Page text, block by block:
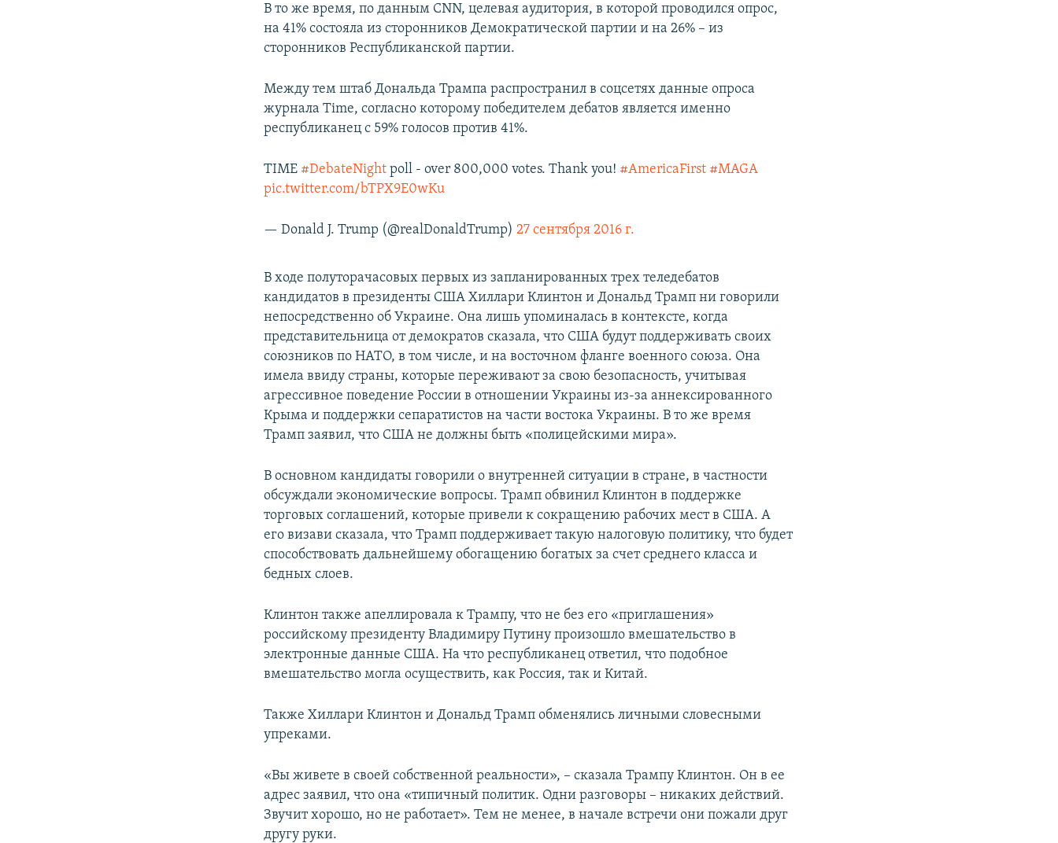
В то же время, по данным CNN, целевая аудитория, в которой проводился опрос,
на 41% состояла из сторонников Демократической партии и на 26% – из
сторонников Республиканской партии.
Между тем штаб Дональда Трампа распространил в соцсетях данные опроса
журнала Time, согласно которому победителем дебатов является именно
республиканец с 59% голосов против 41%.
TIME #DebateNight poll - over 800,000 votes. Thank you! #AmericaFirst #MAGA
pic.twitter.com/bTPX9E0wKu
— Donald J. Trump (@realDonaldTrump)27 сентября 2016 г.
В ходе полуторачасовых первых из запланированных трех теледебатов
кандидатов в президенты США Хиллари Клинтон и Дональд Трамп ни говорили
непосредственно об Украине. Она лишь упоминалась в контексте, когда
представительница от демократов сказала, что США будут поддерживать своих
союзников по НАТО, в том числе, и на восточном фланге военного союза. Она
имела ввиду страны, которые переживают за свою безопасность, учитывая
агрессивное поведение России в отношении Украины из-за аннексированного
Крыма и поддержки сепаратистов на части востока Украины. В то же время
Трамп заявил, что США не должны быть «полицейскими мира».
В основном кандидаты говорили о внутренней ситуации в стране, в частности
обсуждали экономические вопросы. Трамп обвинил Клинтон в поддержке
торговых соглашений, которые привели к сокращению рабочих мест в США. А
его визави сказала, что Трамп поддерживает такую налоговую политику, что будет
способствовать дальнейшему обогащению богатых за счет среднего класса и
бедных слоев.
Клинтон также апеллировала к Трампу, что не без его «приглашения»
российскому президенту Владимиру Путину произошло вмешательство в
электронные данные США. На что республиканец ответил, что подобное
вмешательство могла осуществить, как Россия, так и Китай.
Также Хиллари Клинтон и Дональд Трамп обменялись личными словесными
упреками.
«Вы живете в своей собственной реальности», – сказала Трампу Клинтон. Он в ее
адрес заявил, что она «типичный политик. Одни разговоры – никаких действий.
Звучит хорошо, но не работает». Тем не менее, в начале встречи они пожали друг
другу руки.